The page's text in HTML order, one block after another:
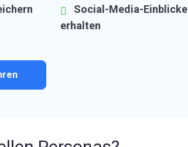
Social-Media-Einblicke
erhalten